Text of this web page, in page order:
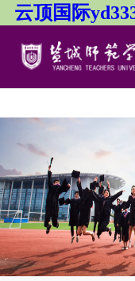
云顶国际
于
党
工
作
队
队
伍
团
队
建
设
教
学
工
团
学
社
首页 团学工作 员